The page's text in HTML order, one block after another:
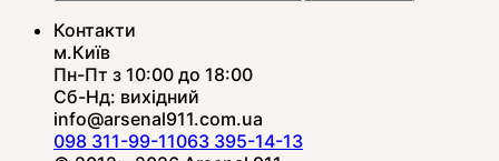
Контакти
м.Київ
Пн-Пт з 10:00 до 18:00
Сб-Нд: вихідний
info@arsenal911.com.ua
098 311-99-11063 395-14-13